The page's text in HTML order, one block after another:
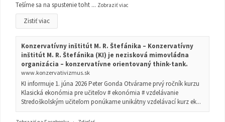
Tešíme sa na spustenie toht ... Zobraziť viac
Zistiť viac
Konzervatívny inštitút M. R. Štefánika – Konzervatívny
inštitút M. R. Štefánika (KI) je nezisková mimovládna
organizácia – konzervatívne orientovaný think-tank.
www.konzervativizmus.sk
KI informuje 1. júna 2026 Peter Gonda Otvárame prvý ročník kurzu
Klasická ekonómia pre učiteľov # ekonómia # vzdelávanie
Stredoškolským učiteľom ponúkame unikátny vzdelávací kurz ek...